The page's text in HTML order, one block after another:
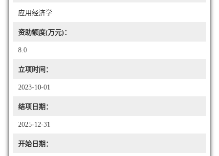
应用经济学
资助额度(万元)：
8.0
立项时间：
2023-10-01
结项日期：
2025-12-31
开始日期：